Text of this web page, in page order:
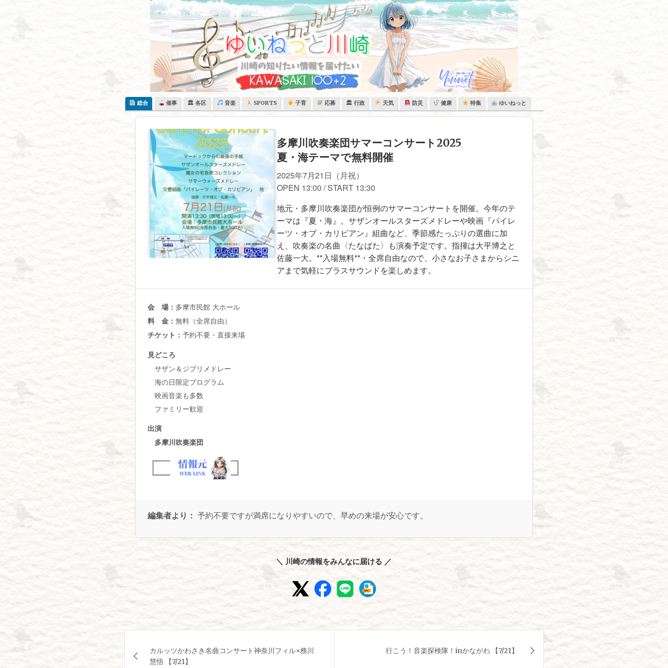
総合 催事 🏛 各区 音楽 SPORTS 子育 応募 🏛 行政 天気 防災 健康 特集 ゆいねっと
多摩川吹奏楽団サマーコンサート2025
夏・海テーマで無料開催
2025年7月21日（月祝）
OPEN 13:00 / START 13:30
地元・多摩川吹奏楽団が恒例のサマーコンサートを開催。今年のテ
ーマは『夏・海』。サザンオールスターズメドレーや映画『パイレ
ーツ・オブ・カリビアン』組曲など、季節感たっぷりの選曲に加
え、吹奏楽の名曲〈たなばた〉も演奏予定です。指揮は大平博之と
佐藤一大。**入場無料**・全席自由なので、小さなお子さまからシニ
アまで気軽にブラスサウンドを楽しめます。
会 場： 多摩市民館 大ホール
料 金： 無料（全席自由）
チケット： 予約不要・直接来場
見どころ
サザン＆ジブリメドレー
海の日限定プログラム
映画音楽も多数
ファミリー歓迎
出演
多摩川吹奏楽団
編集者より： 予約不要ですが満席になりやすいので、早めの来場が安心です。
＼ 川崎の情報をみんなに届ける ／
稿
カルッツかわさき名曲コンサート神奈川フィル×務川
慧悟 【7/21】
行こう！音楽探検隊！inかながわ 【7/21】